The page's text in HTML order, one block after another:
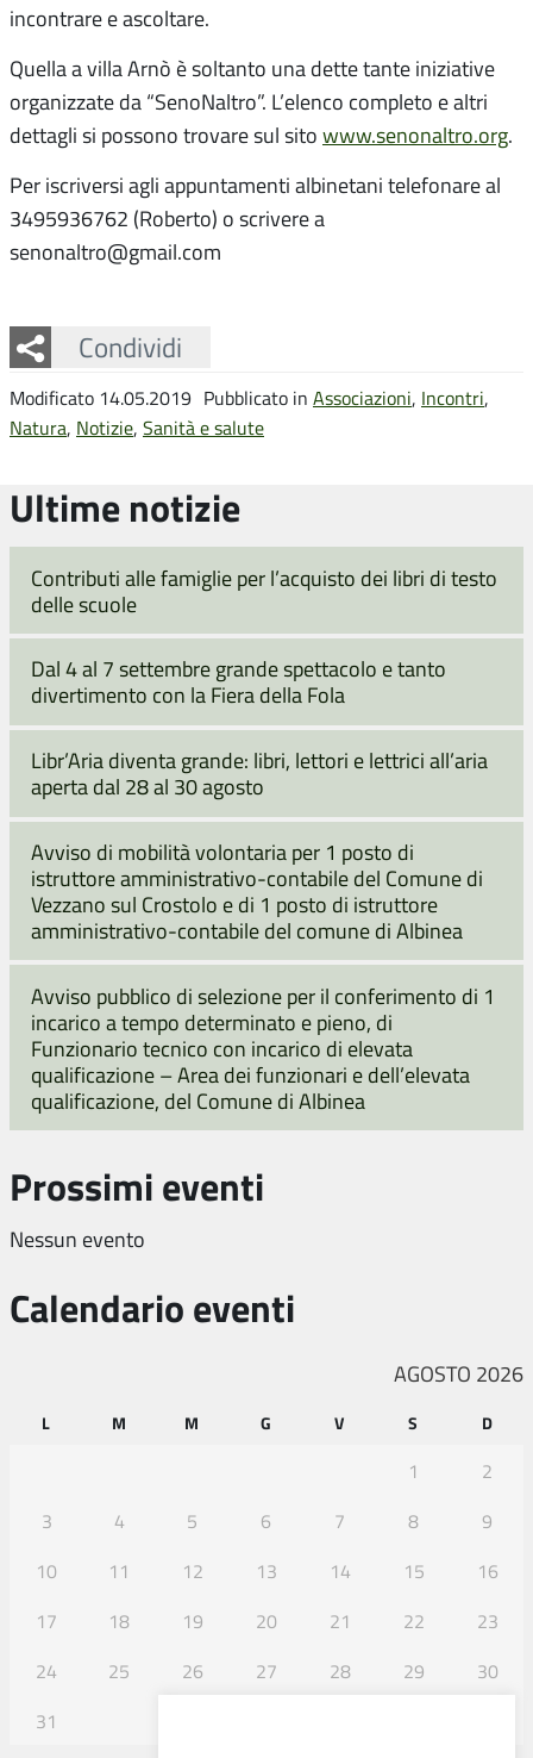
incontrare e ascoltare.
Quella a villa Arnò è soltanto una dette tante iniziative
organizzate da “SenoNaltro”. L’elenco completo e altri
dettagli si possono trovare sul sito www.senonaltro.org.
Per iscriversi agli appuntamenti albinetani telefonare al
3495936762 (Roberto) o scrivere a
senonaltro@gmail.com
Condividi
Facebook
Twitter
Whatsapp
Modificato 14.05.2019 Pubblicato in Associazioni, Incontri,
Natura, Notizie, Sanità e salute
Ultime notizie
Contributi alle famiglie per l’acquisto dei libri di testo
delle scuole
Dal 4 al 7 settembre grande spettacolo e tanto
divertimento con la Fiera della Fola
Libr’Aria diventa grande: libri, lettori e lettrici all’aria
aperta dal 28 al 30 agosto
Avviso di mobilità volontaria per 1 posto di
istruttore amministrativo-contabile del Comune di
Vezzano sul Crostolo e di 1 posto di istruttore
amministrativo-contabile del comune di Albinea
Avviso pubblico di selezione per il conferimento di 1
incarico a tempo determinato e pieno, di
Funzionario tecnico con incarico di elevata
qualificazione – Area dei funzionari e dell’elevata
qualificazione, del Comune di Albinea
Prossimi eventi
Nessun evento
Calendario eventi
AGOSTO 2026
L M M G V S D
1
2
3
4 5 6 7 8
9
10
11 12 13 14 15
16
17
18 19 20 21 22
23
24
25 26 27 28 29
30
31